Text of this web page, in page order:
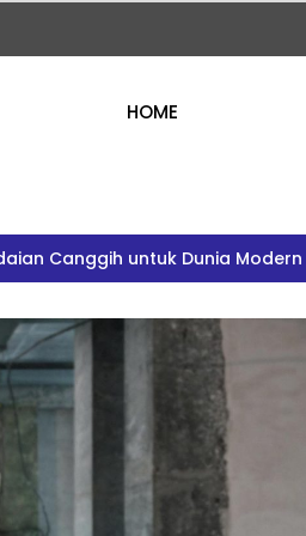
HOME
Canggih untuk Dunia Modern